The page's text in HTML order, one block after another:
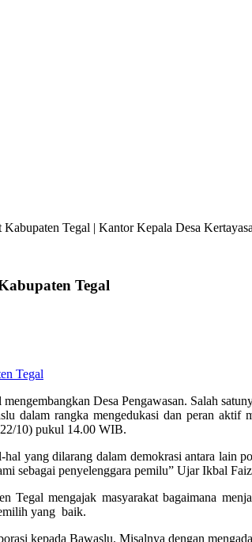
Tegal | Kantor Kepala Desa
Tegal
Desa Pengawasan. Salah
dalam rangka mengedukasi dan peran
10) pukul 14.00 WIB.
yang dilarang dalam demokrasi antara
sebagai penyelenggara pemilu” Ujar Ikbal
Tegal mengajak masyarakat bagaimana
yang baik.
kepada Bawaslu. Misalnya dengan